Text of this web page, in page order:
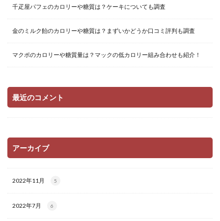
千疋屋パフェのカロリーや糖質は？ケーキについても調査
金のミルク飴のカロリーや糖質は？まずいかどうか口コミ評判も調査
マクポのカロリーや糖質量は？マックの低カロリー組み合わせも紹介！
最近のコメント
アーカイブ
2022年11月 5
2022年7月 6